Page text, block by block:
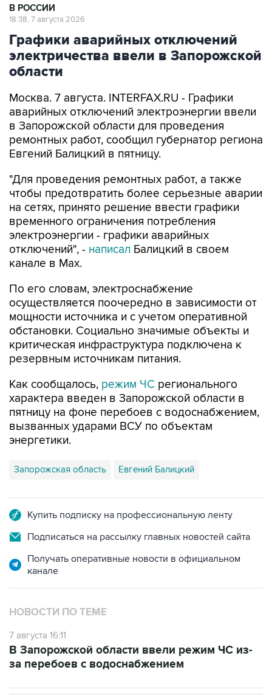
В РОССИИ
18:38, 7 августа 2026
Графики аварийных отключений
электричества ввели в Запорожской
области
Москва. 7 августа. INTERFAX.RU - Графики
аварийных отключений электроэнергии ввели
в Запорожской области для проведения
ремонтных работ, сообщил губернатор региона
Евгений Балицкий в пятницу.
"Для проведения ремонтных работ, а также
чтобы предотвратить более серьезные аварии
на сетях, принято решение ввести графики
временного ограничения потребления
электроэнергии - графики аварийных
отключений", - написал Балицкий в своем
канале в Max.
По его словам, электроснабжение
осуществляется поочередно в зависимости от
мощности источника и с учетом оперативной
обстановки. Социально значимые объекты и
критическая инфраструктура подключена к
резервным источникам питания.
Как сообщалось, режим ЧС регионального
характера введен в Запорожской области в
пятницу на фоне перебоев с водоснабжением,
вызванных ударами ВСУ по объектам
энергетики.
Запорожская область Евгений Балицкий
Купить подписку на профессиональную ленту
Подписаться на рассылку главных новостей сайта
Получать оперативные новости в официальном
канале
НОВОСТИ ПО ТЕМЕ
7 августа 16:11
В Запорожской области ввели режим ЧС из-
за перебоев с водоснабжением